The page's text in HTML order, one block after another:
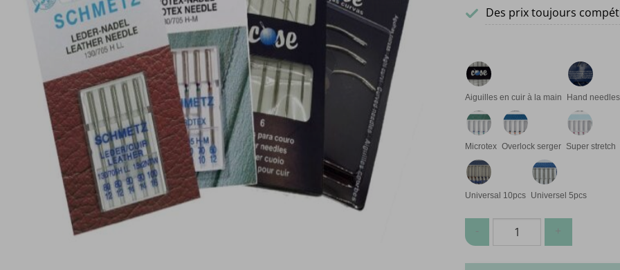
Des prix toujours
Aiguilles en cuir à la main Hand
Microtex Overlock serger Super stretch
Universal 10pcs Universel 5pcs
quantité de Aiguilles